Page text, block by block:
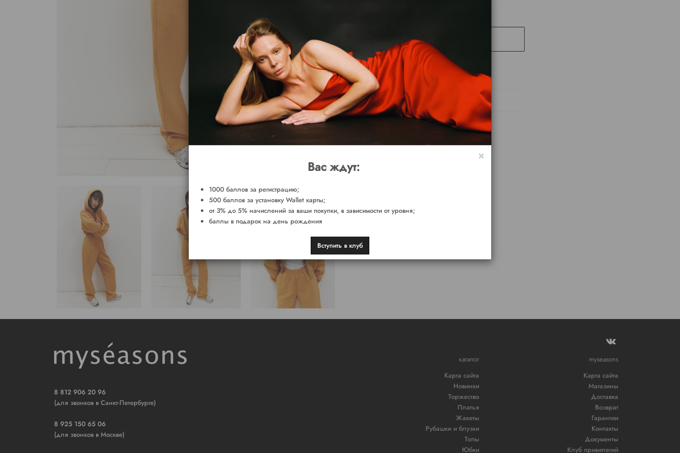
SOLD OUT
Доставка от 2-х рабочих дней
ОБМЕРЫ
СОСТАВ
Сделано в России
8 812 906 20 96
(для звонков в Санкт-Петербурге)
8 925 150 65 06
(для звонков в Москве)
каталог
Карта сайта
Новинки
Торжество
Платья
Жакеты
Рубашки и блузки
Топы
Юбки
myseasons
Карта сайта
Магазины
Доставка
Возврат
Гарантии
Контакты
Документы
Клуб привилегий
×
Вас ждут:
1000 баллов за регистрацию;
500 баллов за установку Wallet карты;
от 3% до 5% начислений за ваши покупки, в зависимости от уровня;
баллы в подарок на день рождения
Вступить в клуб